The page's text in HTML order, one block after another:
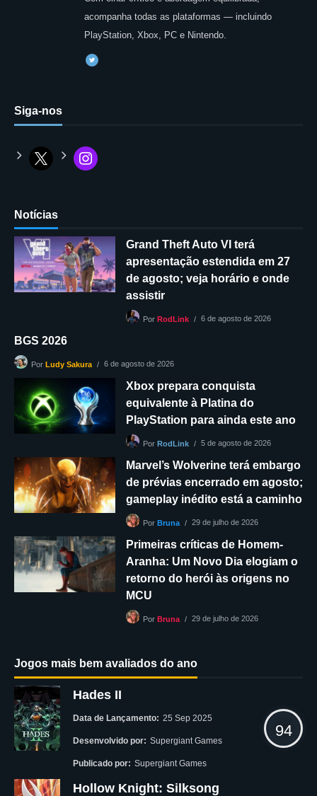
acompanha todas as plataformas — incluindo
PlayStation, Xbox, PC e Nintendo.
Siga-nos
Notícias
Grand Theft Auto VI terá
apresentação estendida em 27
de agosto; veja horário e onde
assistir
Por RodLink 6 de agosto de 2026
BGS 2026
Por Ludy Sakura 6 de agosto de 2026
Xbox prepara conquista
equivalente à Platina do
PlayStation para ainda este ano
Por RodLink 5 de agosto de 2026
Marvel’s Wolverine terá embargo
de prévias encerrado em agosto;
gameplay inédito está a caminho
Por Bruna 29 de julho de 2026
Primeiras críticas de Homem-
Aranha: Um Novo Dia elogiam o
retorno do herói às origens no
MCU
Por Bruna 29 de julho de 2026
Jogos mais bem avaliados do ano
Hades II
Data de Lançamento: 25 Sep 2025
Desenvolvido por: Supergiant Games
Publicado por: Supergiant Games
94
Hollow Knight: Silksong